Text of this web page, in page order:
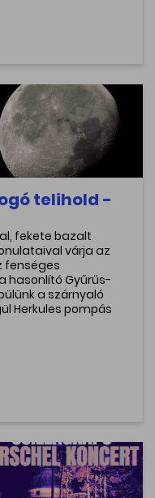
telihold -
fekete bazalt
várja az
fenséges
hasonlító Gyűrűs-
a szárnyaló
Herkules pompás